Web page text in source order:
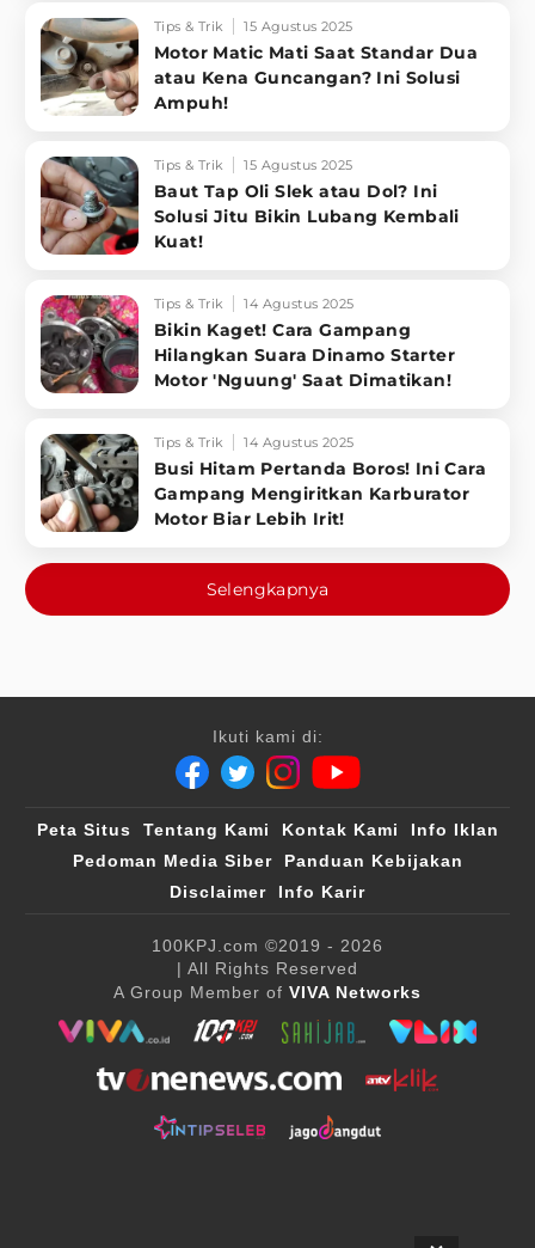
Tips & Trik 15 Agustus 2025
Motor Matic Mati Saat Standar Dua
atau Kena Guncangan? Ini Solusi
Ampuh!
Tips & Trik 15 Agustus 2025
Baut Tap Oli Slek atau Dol? Ini
Solusi Jitu Bikin Lubang Kembali
Kuat!
Tips & Trik 14 Agustus 2025
Bikin Kaget! Cara Gampang
Hilangkan Suara Dinamo Starter
Motor 'Nguung' Saat Dimatikan!
Tips & Trik 14 Agustus 2025
Busi Hitam Pertanda Boros! Ini Cara
Gampang Mengiritkan Karburator
Motor Biar Lebih Irit!
Selengkapnya
Ikuti kami di:
Peta Situs Tentang Kami Kontak Kami
Info Iklan
Pedoman Media Siber
Panduan Kebijakan
Disclaimer
Info Karir
100KPJ.com ©2019 - 2026
| All Rights Reserved
A Group Member of VIVA Networks